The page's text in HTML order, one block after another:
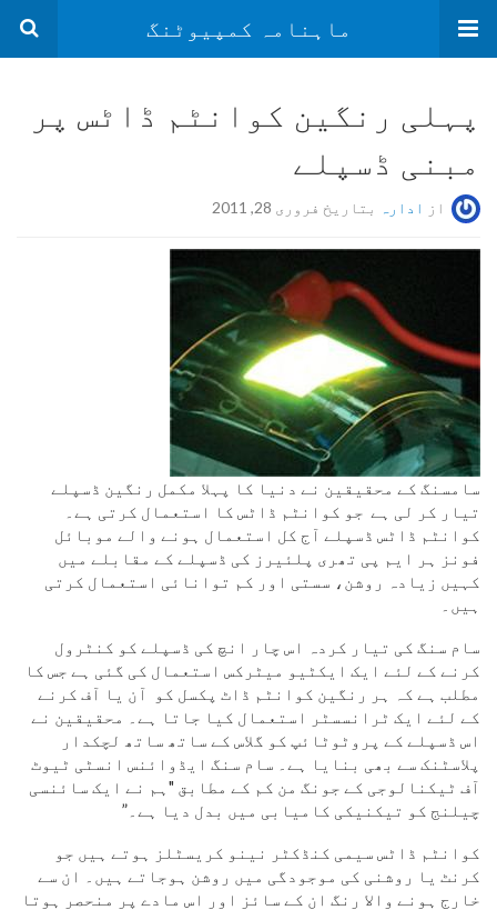
ماہنامہ کمپیوٹنگ
پہلی رنگین کوانٹم ڈاٹس پر
مبنی ڈسپلے
از ادارہ بتاریخ فروری 28, 2011
سامسنگ کے محقیقین نے دنیا کا پہلا مکمل رنگین ڈسپلے
تیار کر لی ہے جو کوانٹم ڈاٹس کا استعمال کرتی ہے۔
کوانٹم ڈاٹس ڈسپلے آج کل استعمال ہونے والے موبائل
فونز ہر ایم پی تھری پلئیرز کی ڈسپلے کے مقابلے میں
کہیں زیادہ روشن، سستی اور کم توانائی استعمال کرتی
ہیں۔
سام سنگ کی تیار کردہ اس چار انچ کی ڈسپلے کو کنٹرول
کرنے کے لئے ایک ایکٹیو میٹرکس استعمال کی گئی ہے جس کا
مطلب ہے کہ ہر رنگین کوانٹم ڈاٹ پکسل کو آن یا آف کرنے
کے لئے ایک ٹرانسسٹر استعمال کیا جاتا ہے۔ محقیقین نے
اس ڈسپلے کے پروٹوٹائپ کو گلاس کے ساتھ ساتھ لچکدار
پلاسٹنک سے بھی بنایا ہے۔ سام سنگ ایڈوائنس انسٹی ٹیوٹ
آف ٹیکنالوجی کے جونگ من کم کے مطابق "ہم نے ایک سائنسی
چیلنج کو تیکنیکی کامیابی میں بدل دیا ہے۔”
کوانٹم ڈاٹس سیمی کنڈکٹر نینو کریسٹلز ہوتے ہیں جو
کرنٹ یا روشنی کی موجودگی میں روشن ہوجاتے ہیں۔ ان سے
خارج ہونے والا رنگ ان کے سائز اور اس مادے پر منحصر ہوتا